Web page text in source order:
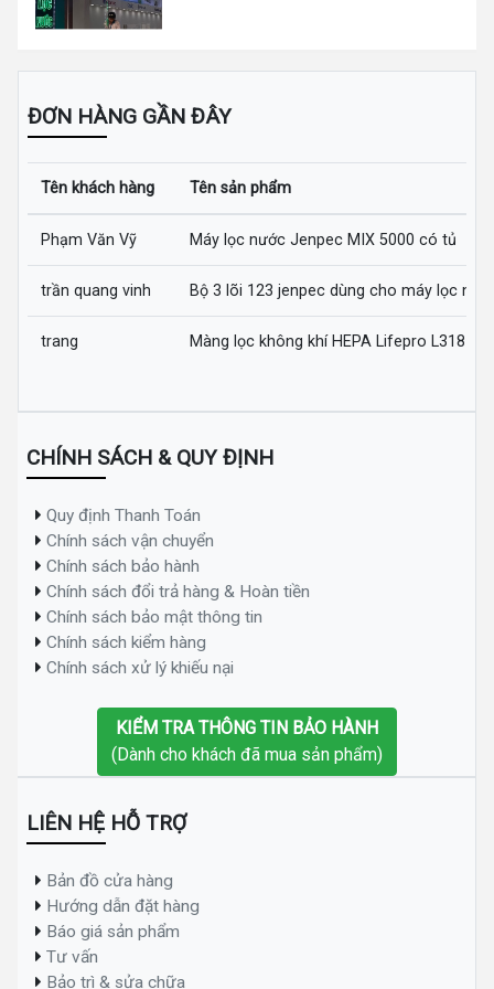
ĐƠN HÀNG GẦN ĐÂY
Tên khách hàng Tên sản phẩm
Phạm Văn Vỹ Máy lọc nước Jenpec MIX 5000 có tủ
trần quang vinh Bộ 3 lõi 123 jenpec dùng cho máy lọc
trang Màng lọc không khí HEPA Lifepro L318-AZ
CHÍNH SÁCH & QUY ĐỊNH
Quy định Thanh Toán
Chính sách vận chuyển
Chính sách bảo hành
Chính sách đổi trả hàng & Hoàn tiền
Chính sách bảo mật thông tin
Chính sách kiểm hàng
Chính sách xử lý khiếu nại
KIỂM TRA THÔNG TIN BẢO HÀNH
(Dành cho khách đã mua sản phẩm)
LIÊN HỆ HỖ TRỢ
Bản đồ cửa hàng
Hướng dẫn đặt hàng
Báo giá sản phẩm
Tư vấn
Bảo trì & sửa chữa